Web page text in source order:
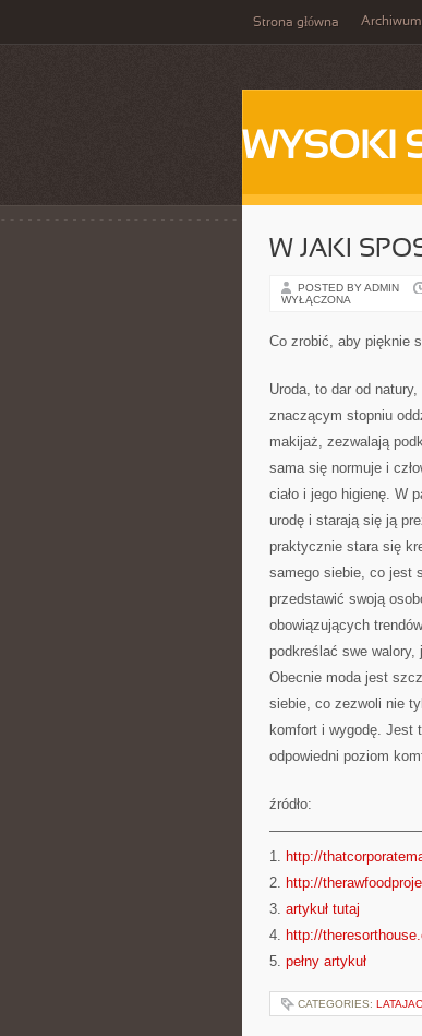
Strona główna Archiwum
WYSOKI
W JAKI
POSTED BY ADMIN
WYŁĄCZONA
Co zrobić, aby pięknie
Uroda, to dar od
znaczącym stopniu
makijaż, zezwalają
sama się normuje i
ciało i jego higienę. W
urodę i starają się ją
praktycznie stara się
samego siebie, co jest
przedstawić swoją
obowiązujących
podkreślać swe
Obecnie moda jest
siebie, co zezwoli nie
komfort i wygodę. Jest
odpowiedni poziom
źródło:
1. http://
2. http://
3. artykuł tutaj
4. http://
5. pełny artykuł
CATEGORIES: